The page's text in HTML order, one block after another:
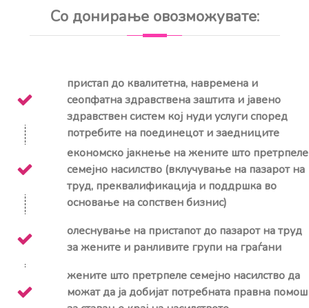
Со донирање овозможувате:
пристап до квалитетна, навремена и
сеопфатна здравствена заштита и јавено
здравствен систем кој нуди услуги според
потребите на поединецот и заедниците
економско јакнење на жените што претрпеле
семејно насилство (вклучување на пазарот на
труд, преквалификација и поддршка во
основање на сопствен бизнис)
олеснување на пристапот до пазарот на труд
за жените и ранливите групи на граѓани
жените што претрпеле семејно насилство да
можат да ја добијат потребната правна помош